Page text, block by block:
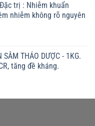
trị : Nhiễm khuẩn
nhiễm không rõ nguyên
SÂM THẢO DƯỢC - 1KG.
tăng đề kháng.